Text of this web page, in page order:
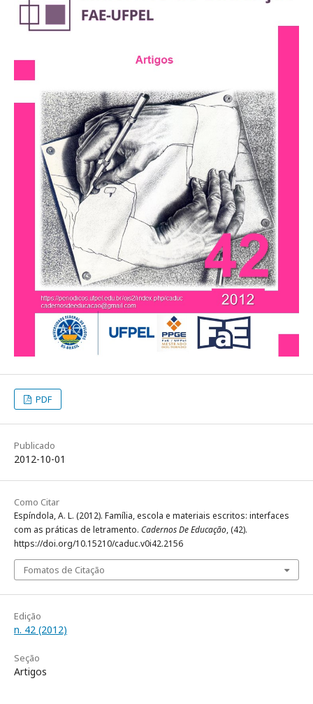
PDF
Publicado
2012-10-01
Como Citar
Espíndola, A. L. (2012). Família, escola e materiais escritos: interfaces
com as práticas de letramento. Cadernos De Educação, (42).
https://doi.org/10.15210/caduc.v0i42.2156
Fomatos de Citação
Edição
n. 42 (2012)
Seção
Artigos